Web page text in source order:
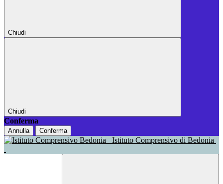
Chiudi
Chiudi
Conferma
Annulla Conferma
Istituto Comprensivo di Bedonia